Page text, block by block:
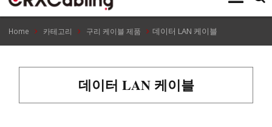
Home 카테고리 구리 케이블 제품 데이터 LAN 케이블
데이터 LAN 케이블